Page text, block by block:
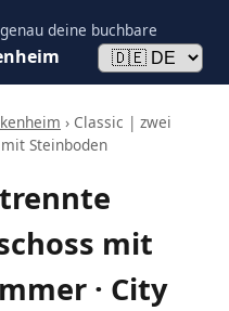
deine buchbare
› Classic | zwei
Steinboden
mit
· City